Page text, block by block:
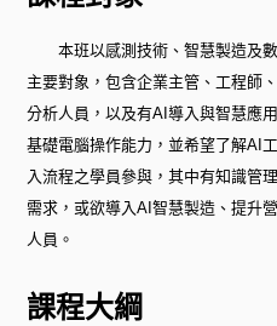
本班以感測技術、智慧製造及
主要對象，包含企業主管、工程師
分析人員，以及有AI導入與智慧應
基礎電腦操作能力，並希望了解AI
入流程之學員參與，其中有知識管
需求，或欲導入AI智慧製造、提升
人員。
課程大綱